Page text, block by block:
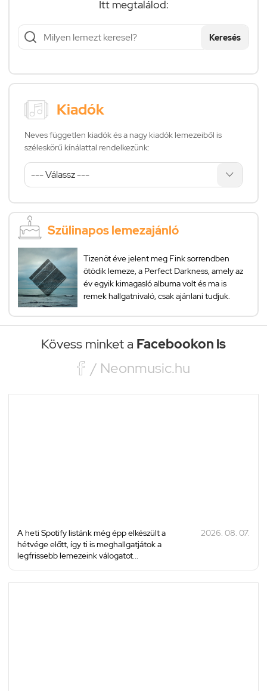
Itt megtalálod:
Keresés
Kiadók
Neves független kiadók és a nagy kiadók lemezeiből is
széleskörű kínálattal rendelkezünk:
Szülinapos lemezajánló
Tizenöt éve jelent meg Fink sorrendben
ötödik lemeze, a Perfect Darkness, amely az
év egyik kimagasló albuma volt és ma is
remek hallgatnivaló, csak ajánlani tudjuk.
Kövess minket a Facebookon is
 / Neonmusic.hu
A heti Spotify listánk még épp elkészült a
hétvége előtt, így ti is meghallgatjátok a
legfrissebb lemezeink válogatot...
2026. 08. 07.